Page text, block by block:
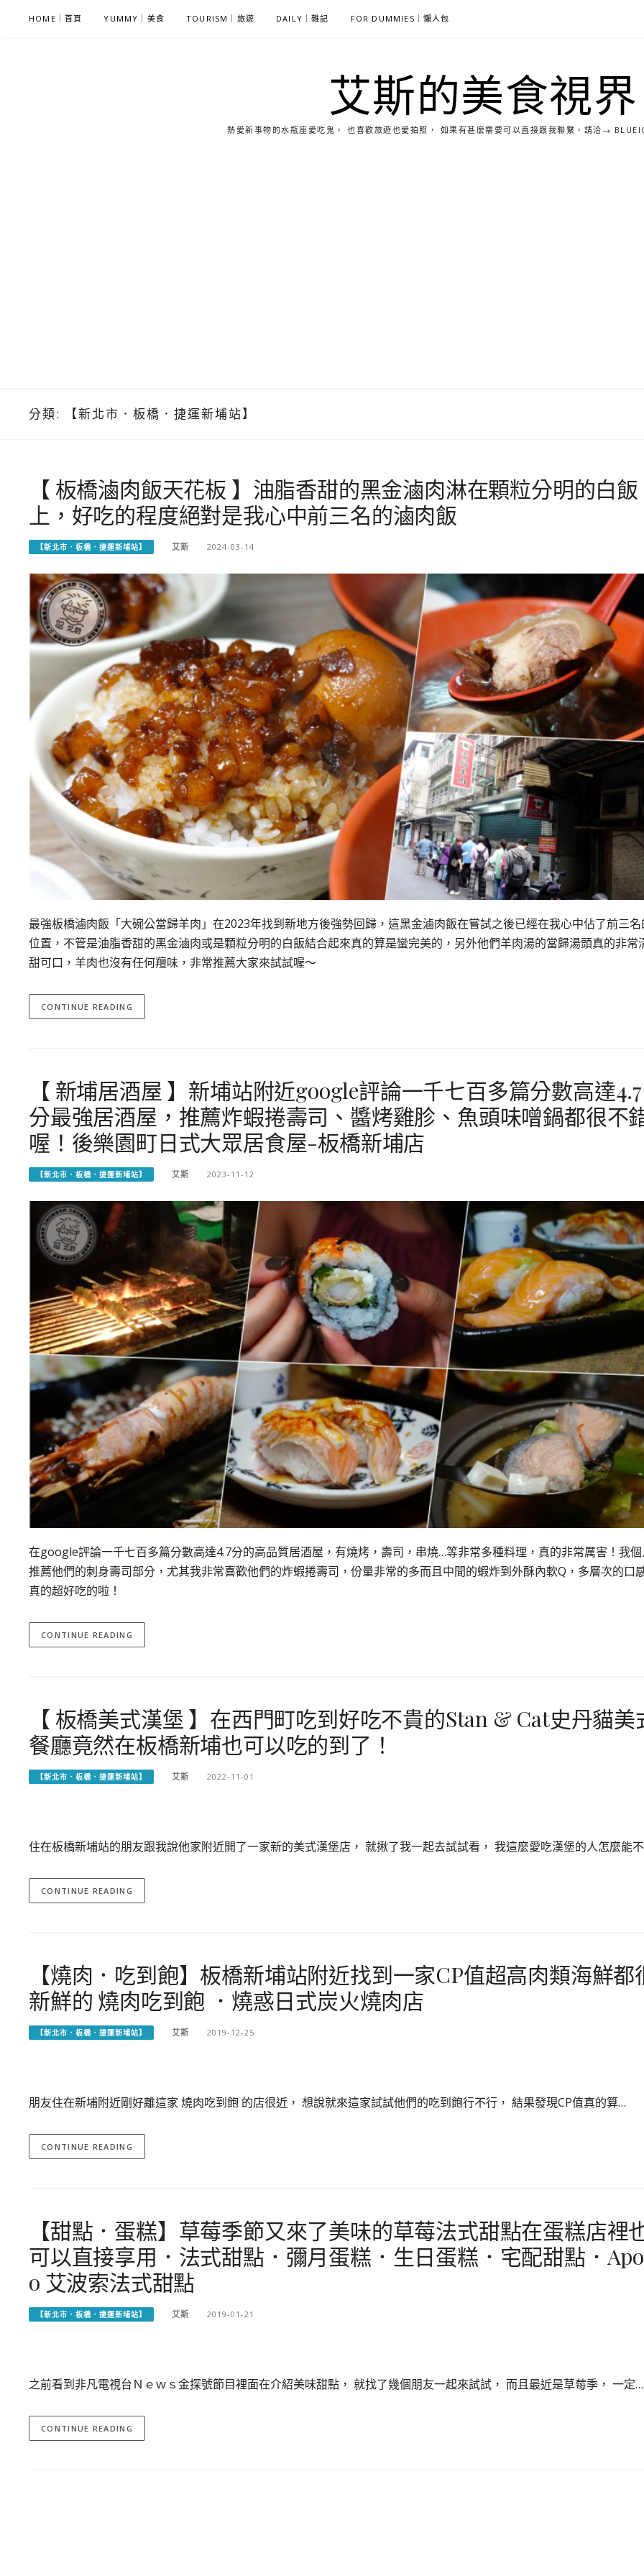
HOME｜首頁 YUMMY｜美食 TOURISM｜旅遊 DAILY｜雜記 FOR DUMMIES｜懶人包
艾斯的美食視界
熱愛新事物的水瓶座愛吃鬼， 也喜歡旅遊也愛拍照， 如果有甚麼需要可以直接跟我聯繫，請洽→
分類: 【新北市．板橋．捷運新埔站】
【 板橋滷肉飯天花板 】油脂香甜的黑金滷肉淋在顆粒分明的白飯
上，好吃的程度絕對是我心中前三名的滷肉飯
【新北市．板橋．捷運新埔站】 艾斯 2024-03-14
最強板橋滷肉飯「大碗公當歸羊肉」在2023年找到新地方後強勢回歸，這黑金滷肉飯在嘗試之後已經在我心中佔了前三名
位置，不管是油脂香甜的黑金滷肉或是顆粒分明的白飯結合起來真的算是蠻完美的，另外他們羊肉湯的當歸湯頭真的非常
甜可口，羊肉也沒有任何羶味，非常推薦大家來試試喔～
CONTINUE READING
【 新埔居酒屋 】新埔站附近google評論一千七百多篇分數高達4.7
分最強居酒屋，推薦炸蝦捲壽司、醬烤雞胗、魚頭味噌鍋都很不
喔！後樂園町日式大眾居食屋-板橋新埔店
【新北市．板橋．捷運新埔站】 艾斯 2023-11-12
在google評論一千七百多篇分數高達4.7分的高品質居酒屋，有燒烤，壽司，串燒…等非常多種料理，真的非常厲害！我
推薦他們的刺身壽司部分，尤其我非常喜歡他們的炸蝦捲壽司，份量非常的多而且中間的蝦炸到外酥內軟Q，多層次的口
真的超好吃的啦！
CONTINUE READING
【 板橋美式漢堡 】在西門町吃到好吃不貴的Stan & Cat史丹貓美
餐廳竟然在板橋新埔也可以吃的到了！
【新北市．板橋．捷運新埔站】 艾斯 2022-11-01
住在板橋新埔站的朋友跟我說他家附近開了一家新的美式漢堡店， 就揪了我一起去試試看， 我這麼愛吃漢堡的人怎麼能
CONTINUE READING
【燒肉．吃到飽】板橋新埔站附近找到一家CP值超高肉類海鮮都
新鮮的 燒肉吃到飽 ．燒惑日式炭火燒肉店
【新北市．板橋．捷運新埔站】 艾斯 2019-12-25
朋友住在新埔附近剛好離這家 燒肉吃到飽 的店很近， 想說就來這家試試他們的吃到飽行不行， 結果發現CP值真的算…
CONTINUE READING
【甜點．蛋糕】草莓季節又來了美味的草莓法式甜點在蛋糕店裡
可以直接享用．法式甜點．彌月蛋糕．生日蛋糕．宅配甜點．
o 艾波索法式甜點
【新北市．板橋．捷運新埔站】 艾斯 2019-01-21
之前看到非凡電視台Ｎｅｗｓ金探號節目裡面在介紹美味甜點， 就找了幾個朋友一起來試試， 而且最近是草莓季， 一定…
CONTINUE READING